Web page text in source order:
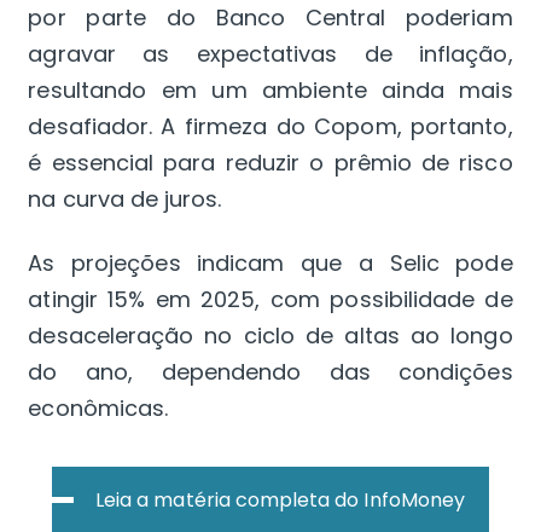
por parte do Banco Central poderiam
agravar as expectativas de inflação,
resultando em um ambiente ainda mais
desafiador. A firmeza do Copom, portanto,
é essencial para reduzir o prêmio de risco
na curva de juros.
As projeções indicam que a Selic pode
atingir 15% em 2025, com possibilidade de
desaceleração no ciclo de altas ao longo
do ano, dependendo das condições
econômicas.
Leia a matéria completa do InfoMoney